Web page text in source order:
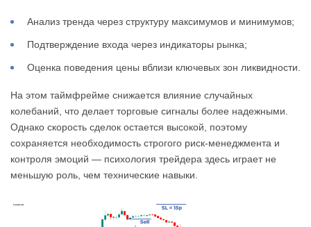
Анализ тренда через структуру максимумов и минимумов;
Подтверждение входа через индикаторы рынка;
Оценка поведения цены вблизи ключевых зон ликвидности.
На этом таймфрейме снижается влияние случайных
колебаний, что делает торговые сигналы более надежными.
Однако скорость сделок остается высокой, поэтому
сохраняется необходимость строгого риск-менеджмента и
контроля эмоций — психология трейдера здесь играет не
меньшую роль, чем технические навыки.